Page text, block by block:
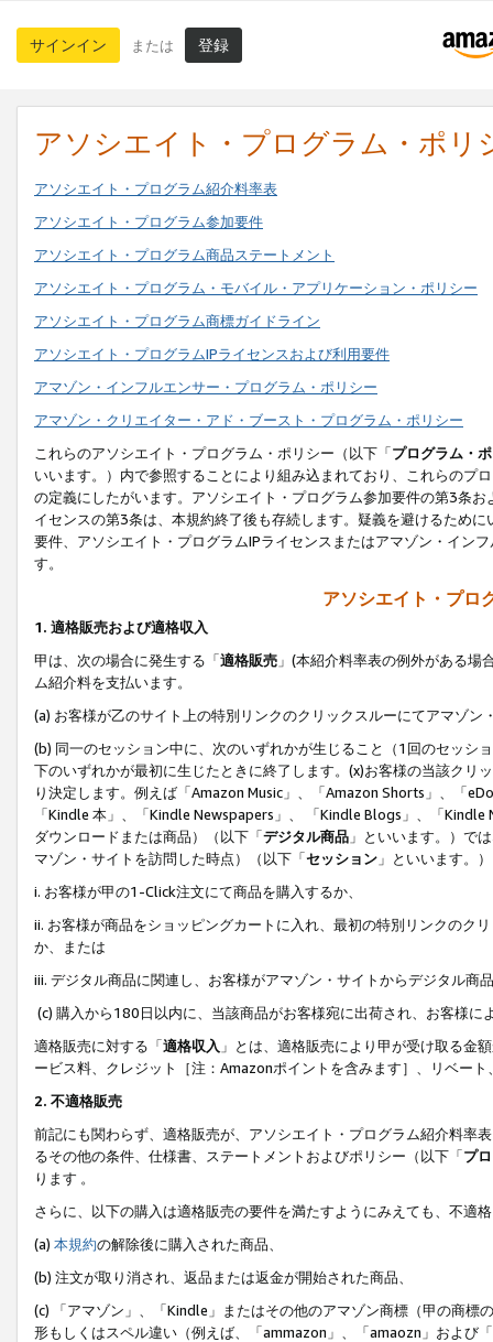
サインイン または 登録
アソシエイト・プログラム・ポリ
アソシエイト・プログラム紹介料率表
アソシエイト・プログラム参加要件
アソシエイト・プログラム商品ステートメント
アソシエイト・プログラム・モバイル・アプリケーション・ポリシー
アソシエイト・プログラム商標ガイドライン
アソシエイト・プログラムIPライセンスおよび利用要件
アマゾン・インフルエンサー・プログラム・ポリシー
アマゾン・クリエイター・アド・ブースト・プログラム・ポリシー
これらのアソシエイト・プログラム・ポリシー（以下「プログラム・
いいます。）内で参照することにより組み込まれており、これらのプ
の定義にしたがいます。アソシエイト・プログラム参加要件の第3条
イセンスの第3条は、本規約終了後も存続します。疑義を避けるため
要件、アソシエイト・プログラムIPライセンスまたはアマゾン・イン
す。
アソシエイト・プロ
1. 適格販売および適格収入
甲は、次の場合に発生する「適格販売 」(本紹介料率表の例外がある
ム紹介料を支払います。
(a) お客様が乙のサイト上の特別リンクのクリックスルーにてアマゾン
(b) 同一のセッション中に、次のいずれかが生じること（1回のセッシ
下のいずれかが最初に生じたときに終了します。(x)お客様の当該ク
り決定します。例えば「Amazon Music」、「Amazon Shorts」、「
「Kindle 本」、「Kindle Newspapers」、 「Kindle Blogs」、「
ダウンロードまたは商品）（以下「デジタル商品 」といいます。）で
マゾン・サイトを訪問した時点）（以下「セッション 」といいます。
i. お客様が甲の1-Click注文にて商品を購入するか、
ii. お客様が商品をショッピングカートに入れ、最初の特別リンクのク
か、または
iii. デジタル商品に関連し、お客様がアマゾン・サイトからデジタル
(c) 購入から180日以内に、当該商品がお客様宛に出荷され、お客様
適格販売に対する「適格収入 」とは、適格販売により甲が受け取る金
ービス料、クレジット［注：Amazonポイントを含みます］、リベー
2. 不適格販売
前記にも関わらず、適格販売が、アソシエイト・プログラム紹介料率
るその他の条件、仕様書、ステートメントおよびポリシー（以下「プ
ります 。
さらに、以下の購入は適格販売の要件を満たすようにみえても、不適
(a) 本規約の解除後に購入された商品、
(b) 注文が取り消され、返品または返金が開始された商品、
(c) 「アマゾン」、「Kindle」またはその他のアマゾン商標（甲の商
形もしくはスペル違い（例えば、「ammazon」、「amaozn」および